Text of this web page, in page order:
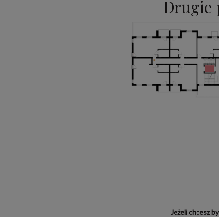
Drugie
Jeżeli chcesz